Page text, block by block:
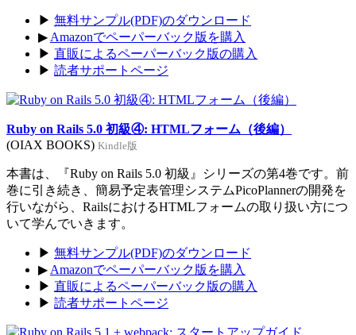
▶ 無料サンプル(PDF)のダウンロード
▶ Amazonでペーパーバック版を購入
▶ 直販によるペーパーバック版の購入
▶ 読者サポートページ
Ruby on Rails 5.0 初級④: HTMLフォーム（後編）
(OIAX BOOKS) Kindle版
本書は、『Ruby on Rails 5.0 初級』シリーズの第4巻です。前
巻に引き続き、簡易予定表管理システムPicoPlannerの開発を
行いながら、RailsにおけるHTMLフォームの取り扱い方につ
いて学んでいきます。
▶ 無料サンプル(PDF)のダウンロード
▶ Amazonでペーパーバック版を購入
▶ 直販によるペーパーバック版の購入
▶ 読者サポートページ